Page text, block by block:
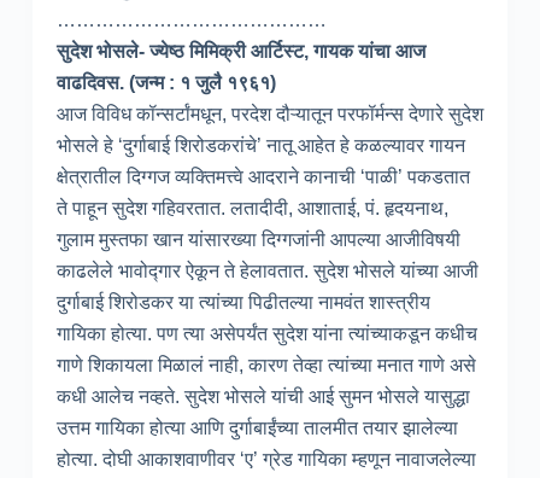
……………………………………
सुदेश भोसले- ज्येष्ठ मिमिक्री आर्टिस्ट, गायक यांचा आज
वाढदिवस. (जन्म : १ जुलै १९६१)
आज विविध कॉन्सर्टांमधून, परदेश दौऱ्यातून परफॉर्मन्स देणारे सुदेश
भोसले हे ‘दुर्गाबाई शिरोडकरांचे’ नातू आहेत हे कळल्यावर गायन
क्षेत्रातील दिग्गज व्यक्तिमत्त्वे आदराने कानाची ‘पाळी’ पकडतात
ते पाहून सुदेश गहिवरतात. लतादीदी, आशाताई, पं. हृदयनाथ,
गुलाम मुस्तफा खान यांसारख्या दिग्गजांनी आपल्या आजीविषयी
काढलेले भावोद्गार ऐकून ते हेलावतात. सुदेश भोसले यांच्या आजी
दुर्गाबाई शिरोडकर या त्यांच्या पिढीतल्या नामवंत शास्त्रीय
गायिका होत्या. पण त्या असेपर्यंत सुदेश यांना त्यांच्याकडून कधीच
गाणे शिकायला मिळालं नाही, कारण तेव्हा त्यांच्या मनात गाणे असे
कधी आलेच नव्हते. सुदेश भोसले यांची आई सुमन भोसले यासुद्धा
उत्तम गायिका होत्या आणि दुर्गाबाईंच्या तालमीत तयार झालेल्या
होत्या. दोघी आकाशवाणीवर ‘ए’ ग्रेड गायिका म्हणून नावाजलेल्या